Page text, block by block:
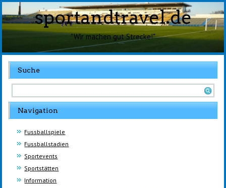
sportandtravel.de
"Wir machen gut Strecke!"
Suche
Navigation
Fussballspiele
Fussballstadien
Sportevents
Sportstätten
Information